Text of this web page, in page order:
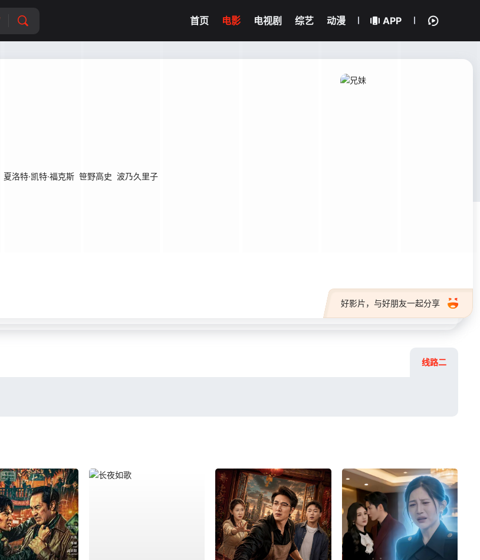
首页 电影 电视剧 综艺 动漫 APP
夏洛特·凯特·福克斯 笹野高史 波乃久里子
好影片，与好朋友一起分享
线路二